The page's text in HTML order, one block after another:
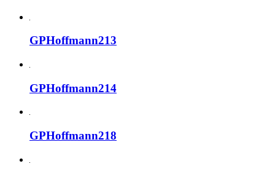
GPHoffmann213
GPHoffmann214
GPHoffmann218